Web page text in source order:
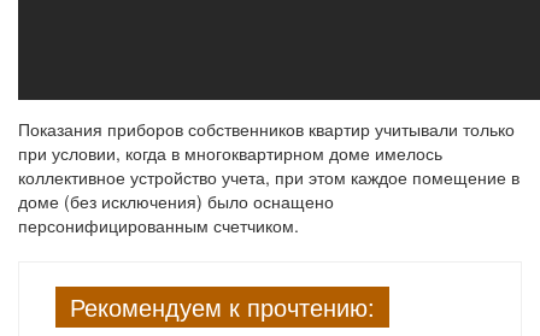
Показания приборов собственников квартир учитывали только
при условии, когда в многоквартирном доме имелось
коллективное устройство учета, при этом каждое помещение в
доме (без исключения) было оснащено
персонифицированным счетчиком.
Рекомендуем к прочтению: